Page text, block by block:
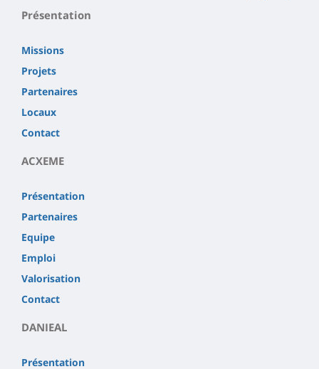
Présentation
Missions
Projets
Partenaires
Locaux
Contact
ACXEME
Présentation
Partenaires
Equipe
Emploi
Valorisation
Contact
DANIEAL
Présentation